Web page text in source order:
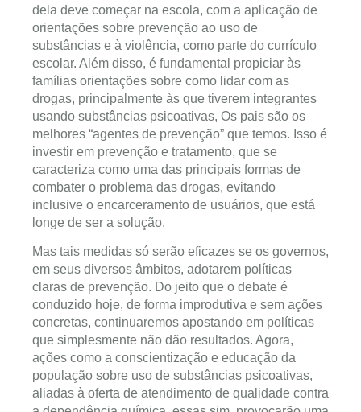
dela deve começar na escola, com a aplicação de
orientações sobre prevenção ao uso de
substâncias e à violência, como parte do currículo
escolar. Além disso, é fundamental propiciar às
famílias orientações sobre como lidar com as
drogas, principalmente às que tiverem integrantes
usando substâncias psicoativas, Os pais são os
melhores “agentes de prevenção” que temos. Isso é
investir em prevenção e tratamento, que se
caracteriza como uma das principais formas de
combater o problema das drogas, evitando
inclusive o encarceramento de usuários, que está
longe de ser a solução.
Mas tais medidas só serão eficazes se os governos,
em seus diversos âmbitos, adotarem políticas
claras de prevenção. Do jeito que o debate é
conduzido hoje, de forma improdutiva e sem ações
concretas, continuaremos apostando em políticas
que simplesmente não dão resultados. Agora,
ações como a conscientização e educação da
população sobre uso de substâncias psicoativas,
aliadas à oferta de atendimento de qualidade contra